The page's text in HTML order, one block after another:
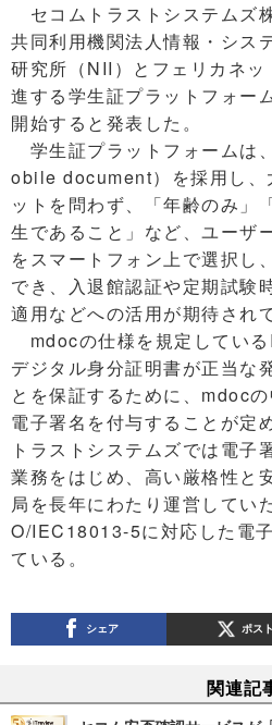
セコムトラストシステムズ
共同利用機関法人情報・シス
研究所（NII）とフェリカネ
進する学生証プラットフォー
開始すると発表した。
学生証プラットフォームは
obile document）を採用し、
ットを問わず、「年齢のみ」
生であること」など、ユーザ
をスマートフォン上で選択し
でき、入退館認証や定期試験
適用などへの活用が期待され
mdocの仕様を規定してい
デジタル身分証明書が正当な
とを保証するために、mdoc
電子署名を付与することが定
トラストシステムズでは電子
業務をはじめ、高い厳格性と
局を長年にわたり運営してい
O/IEC18013-5に対応した電
ている。
シェア ポスト
関連記